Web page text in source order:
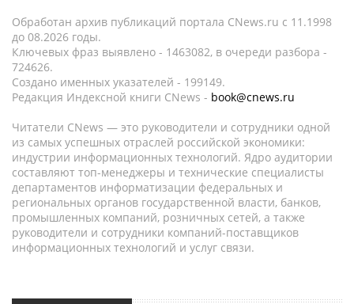
Обработан архив публикаций портала CNews.ru c 11.1998
до 08.2026 годы.
Ключевых фраз выявлено - 1463082, в очереди разбора -
724626.
Создано именных указателей - 199149.
Редакция Индексной книги CNews - book@cnews.ru
Читатели CNews — это руководители и сотрудники одной
из самых успешных отраслей российской экономики:
индустрии информационных технологий. Ядро аудитории
составляют топ-менеджеры и технические специалисты
департаментов информатизации федеральных и
региональных органов государственной власти, банков,
промышленных компаний, розничных сетей, а также
руководители и сотрудники компаний-поставщиков
информационных технологий и услуг связи.